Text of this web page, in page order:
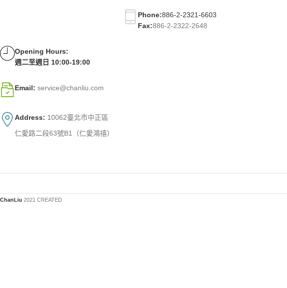
Phone:886-2-2321-6603
Fax:886-2-2322-2648
Opening Hours:
週二至週日 10:00-19:00
Email: service@chanliu.com
Address: 10062臺北市中正區
仁愛路二段63號B1（仁愛鴻禧）
ChanLiu 2021 CREATED